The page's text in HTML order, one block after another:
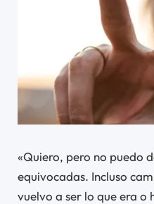
«Quiero, pero no puedo
equivocadas. Incluso
vuelvo a ser lo que era o